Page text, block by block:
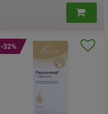
-32%